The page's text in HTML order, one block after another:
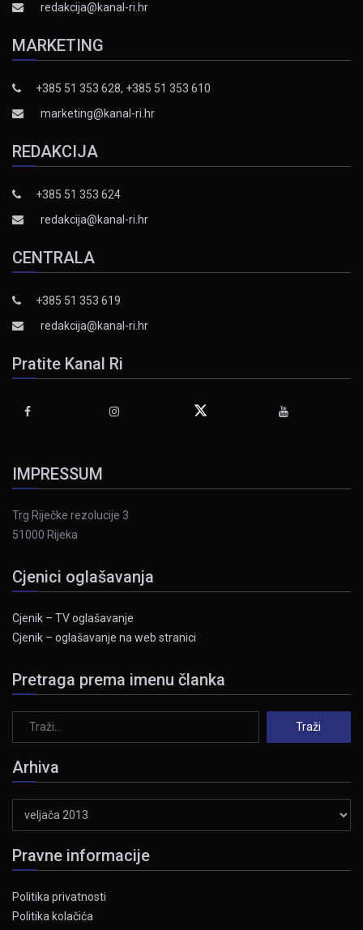
redakcija@kanal-ri.hr
MARKETING
+385 51 353 628, +385 51 353 610
marketing@kanal-ri.hr
REDAKCIJA
+385 51 353 624
redakcija@kanal-ri.hr
CENTRALA
+385 51 353 619
redakcija@kanal-ri.hr
Pratite Kanal Ri
IMPRESSUM
Trg Riječke rezolucije 3
51000 Rijeka
Cjenici oglašavanja
Cjenik – TV oglašavanje
Cjenik – oglašavanje na web stranici
Pretraga prema imenu članka
Arhiva
Pravne informacije
Politika privatnosti
Politika kolačića